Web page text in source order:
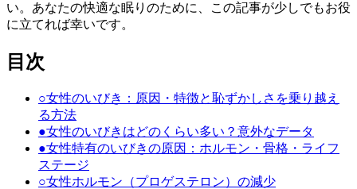
い。あなたの快適な眠りのために、この記事が少しでもお役
に立てれば幸いです。
目次
○女性のいびき：原因・特徴と恥ずかしさを乗り越え
る方法
●女性のいびきはどのくらい多い？意外なデータ
●女性特有のいびきの原因：ホルモン・骨格・ライフ
ステージ
○女性ホルモン（プロゲステロン）の減少